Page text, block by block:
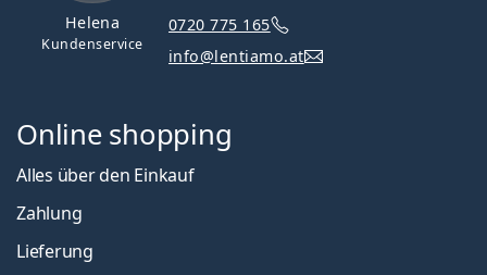
Helena
Kundenservice
0720 775 165
info@lentiamo.at
Online shopping
Alles über den Einkauf
Zahlung
Lieferung